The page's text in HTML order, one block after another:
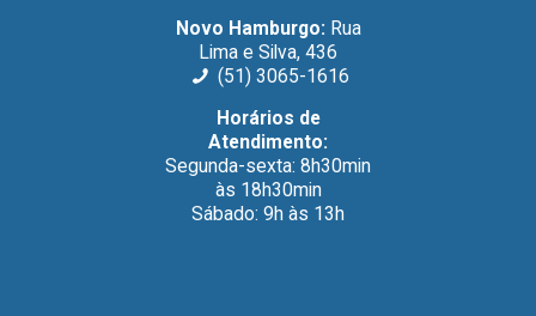
Novo Hamburgo: Rua
Lima e Silva, 436
(51) 3065-1616
Horários de
Atendimento:
Segunda-sexta: 8h30min
às 18h30min
Sábado: 9h às 13h